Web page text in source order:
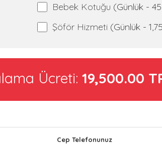
Bebek Kotuğu (Günlük -
Şöför Hizmeti (Günlük -
Ücreti: 19,500.00
Cep Telefonunuz